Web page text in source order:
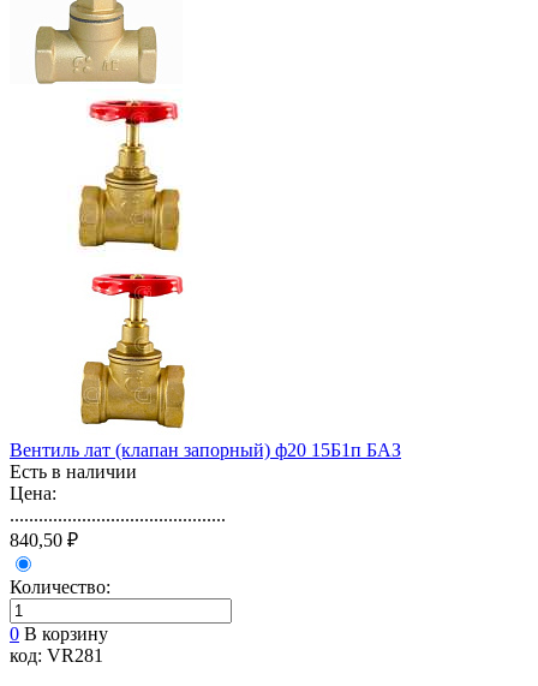
Вентиль лат (клапан запорный) ф20 15Б1п БАЗ
Есть в наличии
Цена:
.............................................
840,50 ₽
Количество:
0 В корзину
код: VR281